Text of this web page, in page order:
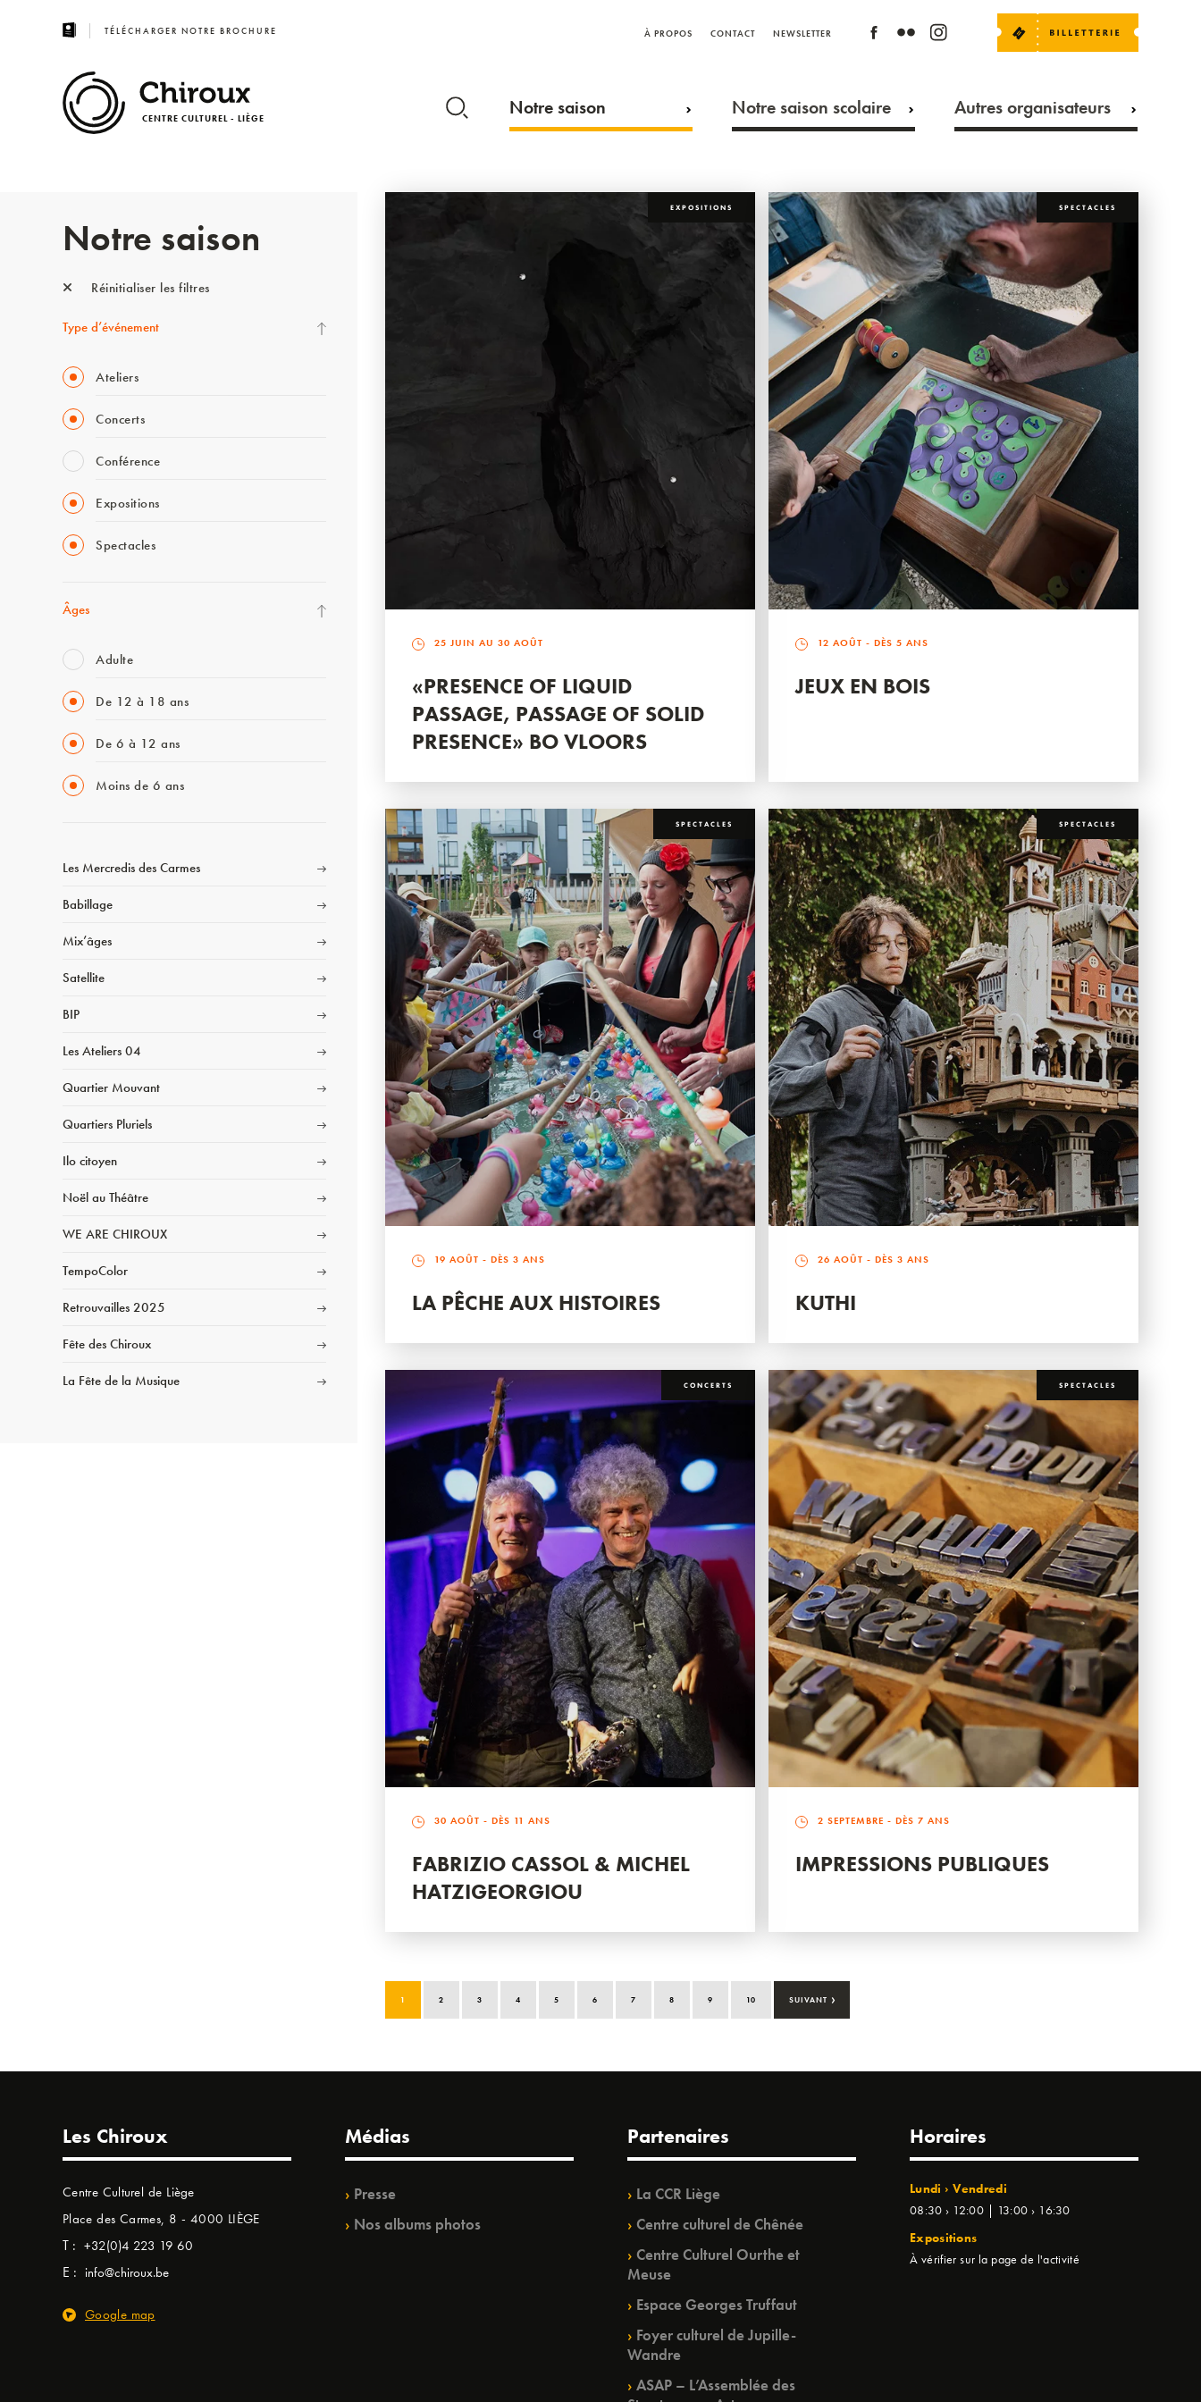
TÉLÉCHARGER NOTRE BROCHURE À PROPOS CONTACT NEWSLETTER
CENTRE CULTUREL - LIÈGE Notre saison Notre saison scolaire Autres organisateurs
Notre saison
Réinitialiser les filtres
Type d’événement
Ateliers
Concerts
Conférence
Expositions
Spectacles
Âges
Adulte
De 12 à 18 ans
De 6 à 12 ans
Moins de 6 ans
Les Mercredis des Carmes
Babillage
Mix’âges
Satellite
BIP
Les Ateliers 04
Quartier Mouvant
Quartiers Pluriels
Ilo citoyen
Noël au Théâtre
WE ARE CHIROUX
TempoColor
Retrouvailles 2025
Fête des Chiroux
La Fête de la Musique
EXPOSITIONS
25 JUIN AU 30 AOÛT
«PRESENCE OF LIQUID
PASSAGE, PASSAGE OF SOLID
PRESENCE» BO VLOORS
SPECTACLES
12 AOÛT - DÈS 5 ANS
JEUX EN BOIS
SPECTACLES
19 AOÛT - DÈS 3 ANS
LA PÊCHE AUX HISTOIRES
SPECTACLES
26 AOÛT - DÈS 3 ANS
KUTHI
CONCERTS
30 AOÛT - DÈS 11 ANS
FABRIZIO CASSOL & MICHEL
HATZIGEORGIOU
SPECTACLES
2 SEPTEMBRE - DÈS 7 ANS
IMPRESSIONS PUBLIQUES
1 2 3 4 5 6 7 8 9 10 SUIVANT ›
Les Chiroux
Centre Culturel de Liège
Place des Carmes, 8 - 4000 LIÈGE
T : +32(0)4 223 19 60
E : info@chiroux.be
Google map
Médias
Presse
Nos albums photos
Partenaires
La CCR Liège
Centre culturel de Chênée
Centre Culturel Ourthe et
Meuse
Espace Georges Truffaut
Foyer culturel de Jupille-
Wandre
ASAP – L’Assemblée des
Horaires
Lundi › Vendredi
08:30 › 12:00 | 13:00 › 16:30
Expositions
À vérifier sur la page de l'activité